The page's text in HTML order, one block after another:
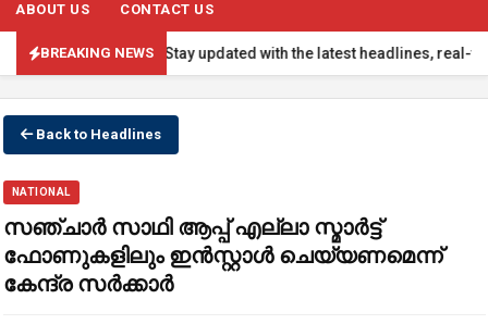
ABOUT US CONTACT US
BREAKING NEWS
BREAKING NEWS: Stay updated with the latest headlines, real-
Back to Headlines
NATIONAL
സഞ്ചാര്‍ സാഥി ആപ്പ് എല്ലാ സ്മാര്‍ട്ട്
ഫോണുകളിലും ഇന്‍സ്റ്റാള്‍ ചെയ്യണമെന്ന്
കേന്ദ്ര സര്‍ക്കാര്‍